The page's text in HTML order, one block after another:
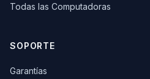
Todas las Computadoras
SOPORTE
Garantías